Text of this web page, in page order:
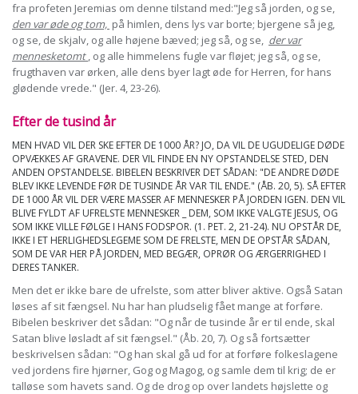
fra profeten Jeremias om denne tilstand med:"Jeg så jorden, og se,
den var øde og tom, på himlen, dens lys var borte; bjergene så jeg,
og se, de skjalv, og alle højene bæved; jeg så, og se, der var
mennesketomt, og alle himmelens fugle var fløjet; jeg så, og se,
frugthaven var ørken, alle dens byer lagt øde for Herren, for hans
glødende vrede." (Jer. 4, 23-26).
Efter de tusind år
MEN HVAD VIL DER SKE EFTER DE 1000 ÅR? JO, DA VIL DE UGUDELIGE DØDE
OPVÆKKES AF GRAVENE. DER VIL FINDE EN NY OPSTANDELSE STED, DEN
ANDEN OPSTANDELSE. BIBELEN BESKRIVER DET SÅDAN: "DE ANDRE DØDE
BLEV IKKE LEVENDE FØR DE TUSINDE ÅR VAR TIL ENDE." (ÅB. 20, 5). SÅ EFTER
DE 1000 ÅR VIL DER VÆRE MASSER AF MENNESKER PÅ JORDEN IGEN. DEN VIL
BLIVE FYLDT AF UFRELSTE MENNESKER _ DEM, SOM IKKE VALGTE JESUS, OG
SOM IKKE VILLE FØLGE I HANS FODSPOR. (1. PET. 2, 21-24). NU OPSTÅR DE,
IKKE I ET HERLIGHEDSLEGEME SOM DE FRELSTE, MEN DE OPSTÅR SÅDAN,
SOM DE VAR HER PÅ JORDEN, MED BEGÆR, OPRØR OG ÆRGERRIGHED I
DERES TANKER.
Men det er ikke bare de ufrelste, som atter bliver aktive. Også Satan
løses af sit fængsel. Nu har han pludselig fået mange at forføre.
Bibelen beskriver det sådan: "Og når de tusinde år er til ende, skal
Satan blive løsladt af sit fængsel." (Åb. 20, 7). Og så fortsætter
beskrivelsen sådan: "Og han skal gå ud for at forføre folkeslagene
ved jordens fire hjørner, Gog og Magog, og samle dem til krig; de er
talløse som havets sand. Og de drog op over landets højslette og